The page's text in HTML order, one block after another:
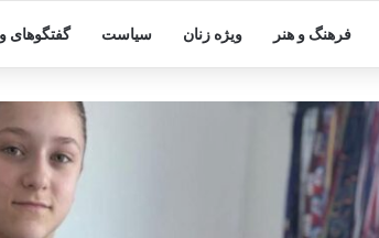
فرهنگ و هنر ویژه زنان سیاست گفتگوهای